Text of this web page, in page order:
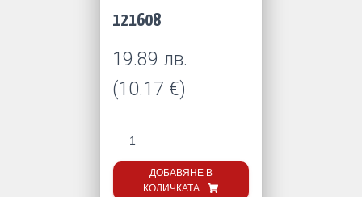
121608
19.89 лв.
(10.17 €)
количество
за
Хетерогенна
Настилка
ДОБАВЯНЕ В
КОЛИЧКАТА